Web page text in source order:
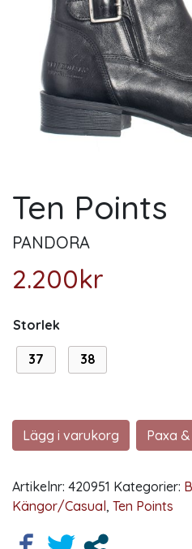
Ten Points
PANDORA
2.200kr
Storlek
37 38
Lägg i varukorg Paxa
Artikelnr: 420951 Kategorier:
Kängor/Casual, Ten Points